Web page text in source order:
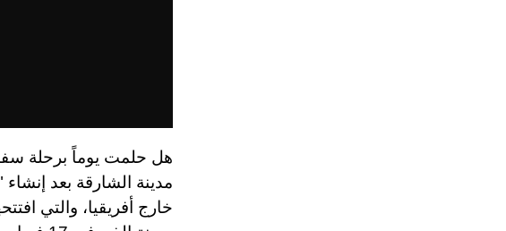
هل حلمت يوماً برحلة
مدينة الشارقة بعد
خارج أفريقيا، والتي